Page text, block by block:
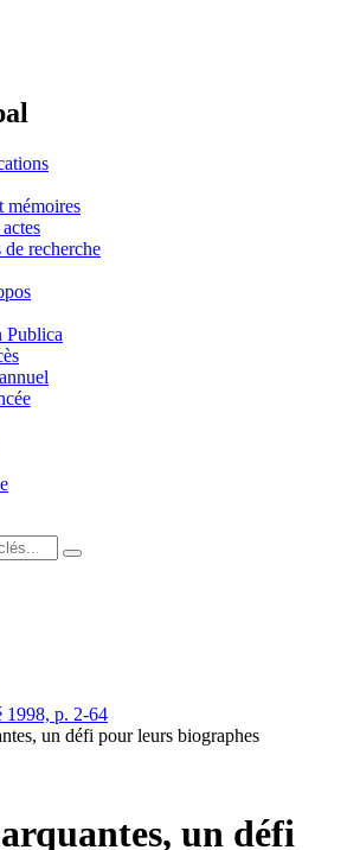
mémoires
de recherche
Publica
1998, p. 2-64
un défi pour leurs biographes
un défi